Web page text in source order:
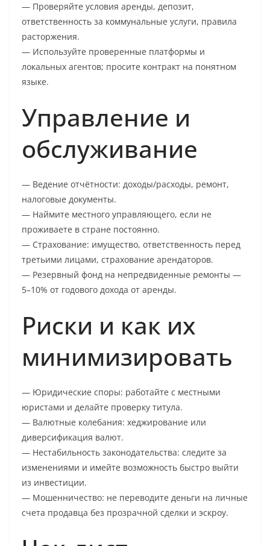
— Проверяйте условия аренды, депозит,
ответственность за коммунальные услуги, правила
расторжения.
— Используйте проверенные платформы и
локальных агентов; просите контракт на понятном
языке.
Управление и
обслуживание
— Ведение отчётности: доходы/расходы, ремонт,
налоговые документы.
— Наймите местного управляющего, если не
проживаете в стране постоянно.
— Страхование: имущество, ответственность перед
третьими лицами, страхование арендаторов.
— Резервный фонд на непредвиденные ремонты —
5–10% от годового дохода от аренды.
Риски и как их
минимизировать
— Юридические споры: работайте с местными
юристами и делайте проверку титула.
— Валютные колебания: хеджирование или
диверсификация валют.
— Нестабильность законодательства: следите за
изменениями и имейте возможность быстро выйти
из инвестиции.
— Мошенничество: не переводите деньги на личные
счета продавца без прозрачной сделки и эскроу.